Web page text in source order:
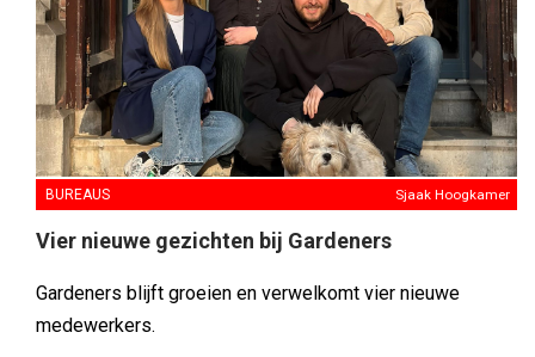
BUREAUS Sjaak Hoogkamer
Vier nieuwe gezichten bij Gardeners
Gardeners blijft groeien en verwelkomt vier nieuwe
medewerkers.